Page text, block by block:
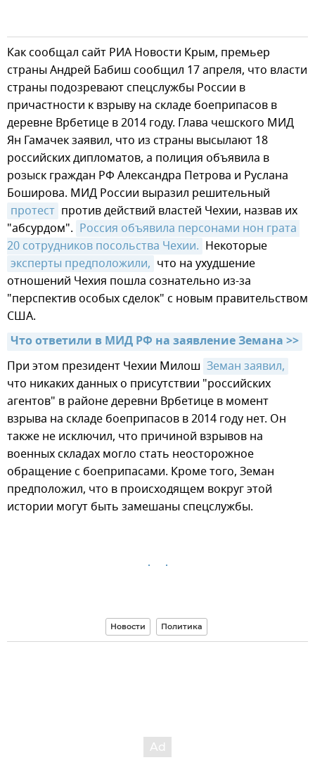
Как сообщал сайт РИА Новости Крым, премьер
страны Андрей Бабиш сообщил 17 апреля, что власти
страны подозревают спецслужбы России в
причастности к взрыву на складе боеприпасов в
деревне Врбетице в 2014 году. Глава чешского МИД
Ян Гамачек заявил, что из страны высылают 18
российских дипломатов, а полиция объявила в
розыск граждан РФ Александра Петрова и Руслана
Боширова. МИД России выразил решительный
протест против действий властей Чехии, назвав их
"абсурдом". Россия объявила персонами нон грата
20 сотрудников посольства Чехии. Некоторые
эксперты предположили, что на ухудшение
отношений Чехия пошла сознательно из-за
"перспектив особых сделок" с новым правительством
США.
Что ответили в МИД РФ на заявление Земана >>
При этом президент Чехии Милош Земан заявил,
что никаких данных о присутствии "российских
агентов" в районе деревни Врбетице в момент
взрыва на складе боеприпасов в 2014 году нет. Он
также не исключил, что причиной взрывов на
военных складах могло стать неосторожное
обращение с боеприпасами. Кроме того, Земан
предположил, что в происходящем вокруг этой
истории могут быть замешаны спецслужбы.
Новости Политика